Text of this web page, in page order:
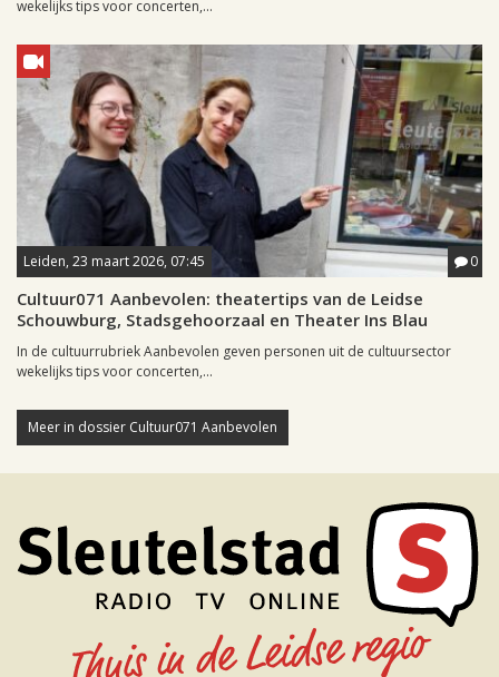
wekelijks tips voor concerten,...
Leiden, 23 maart 2026, 07:45 0
Cultuur071 Aanbevolen: theatertips van de Leidse
Schouwburg, Stadsgehoorzaal en Theater Ins Blau
In de cultuurrubriek Aanbevolen geven personen uit de cultuursector
wekelijks tips voor concerten,...
Meer in dossier Cultuur071 Aanbevolen